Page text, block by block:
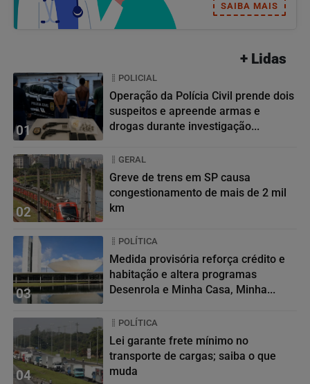
SAIBA MAIS
+ Lidas
01
POLICIAL
Operação da Polícia Civil prende dois
suspeitos e apreende armas e
drogas durante investigação...
02
GERAL
Greve de trens em SP causa
congestionamento de mais de 2 mil
km
03
POLÍTICA
Medida provisória reforça crédito e
habitação e altera programas
Desenrola e Minha Casa, Minha...
04
POLÍTICA
Lei garante frete mínimo no
transporte de cargas; saiba o que
muda